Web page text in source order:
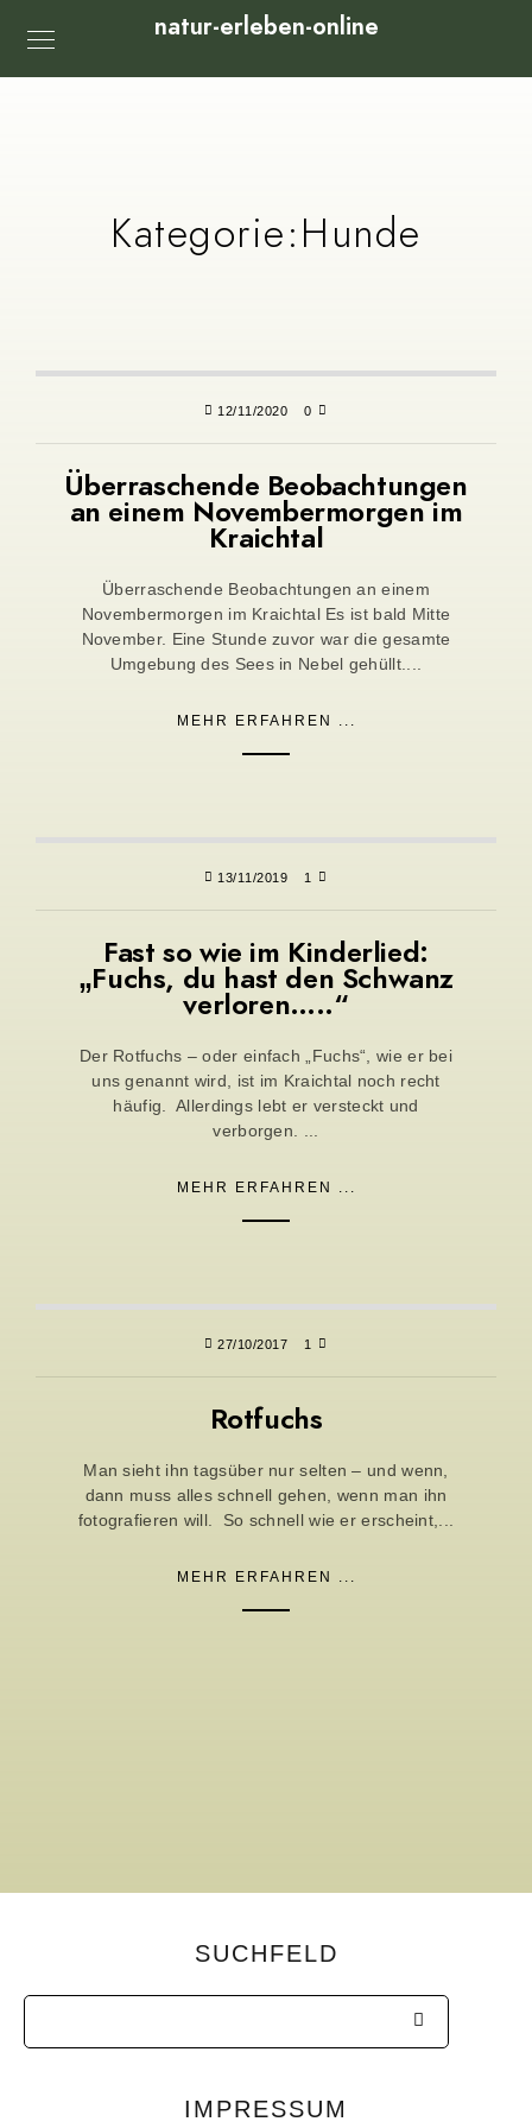
natur-erleben-online
Kategorie:Hunde
12/11/2020 0
Überraschende Beobachtungen
an einem Novembermorgen im
Kraichtal
Überraschende Beobachtungen an einem
Novembermorgen im Kraichtal Es ist bald Mitte
November. Eine Stunde zuvor war die gesamte
Umgebung des Sees in Nebel gehüllt....
MEHR ERFAHREN ...
13/11/2019 1
Fast so wie im Kinderlied:
„Fuchs, du hast den Schwanz
verloren…..“
Der Rotfuchs – oder einfach „Fuchs“, wie er bei
uns genannt wird, ist im Kraichtal noch recht
häufig. Allerdings lebt er versteckt und
verborgen. ...
MEHR ERFAHREN ...
27/10/2017 1
Rotfuchs
Man sieht ihn tagsüber nur selten – und wenn,
dann muss alles schnell gehen, wenn man ihn
fotografieren will. So schnell wie er erscheint,...
MEHR ERFAHREN ...
SUCHFELD
IMPRESSUM